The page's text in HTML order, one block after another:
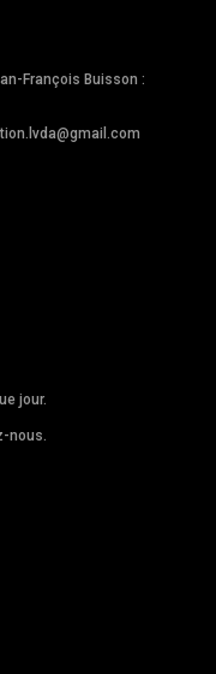
François Buisson :
jour.
nous.